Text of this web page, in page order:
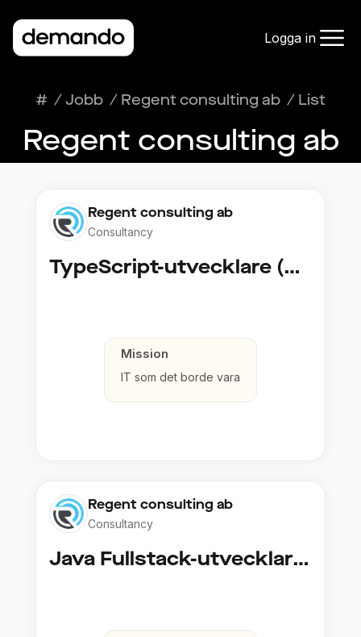
Logga in
# /Jobb / Regent consulting ab / List
Regent consulting ab
Regent consulting ab
Consultancy
TypeScript-utvecklare (Fullstack / Cloud)
Mission
IT som det borde vara
Regent consulting ab
Consultancy
Java Fullstack-utvecklare (Cloud / Infrastruktur)